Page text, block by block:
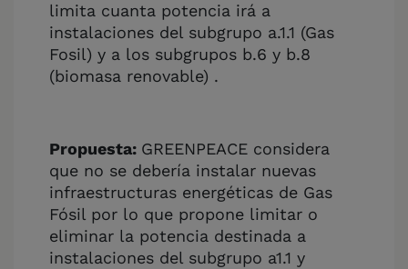
limita cuanta potencia irá a
instalaciones del subgrupo a.1.1 (Gas
Fosil) y a los subgrupos b.6 y b.8
(biomasa renovable) .
Propuesta: GREENPEACE considera
que no se debería instalar nuevas
infraestructuras energéticas de Gas
Fósil por lo que propone limitar o
eliminar la potencia destinada a
instalaciones del subgrupo a1.1 y